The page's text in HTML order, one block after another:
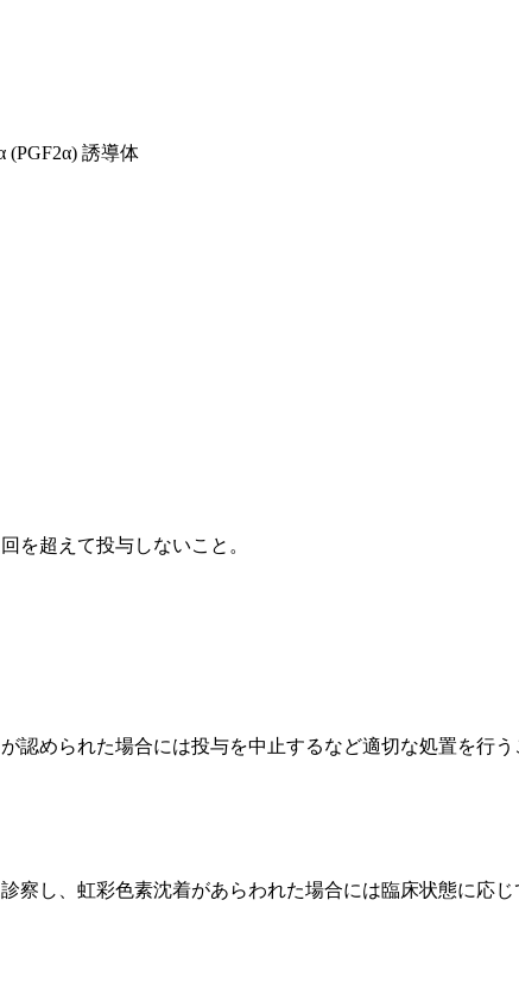
(PGF2α) 誘導体
を超えて投与しないこと。
められた場合には投与を中止するなど適切な処置を行う
し、虹彩色素沈着があらわれた場合には臨床状態に応じ